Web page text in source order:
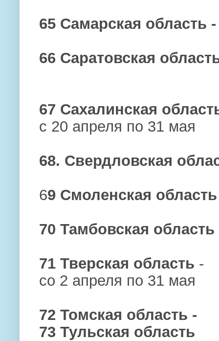
65 Самарская область
66 Саратовская
67 Сахалинская
с 20 апреля по 31 мая
68. Свердловская
69 Смоленская
70 Тамбовская
71 Тверская область -
со 2 апреля по 31 мая
72 Томская область -
73 Тульская область